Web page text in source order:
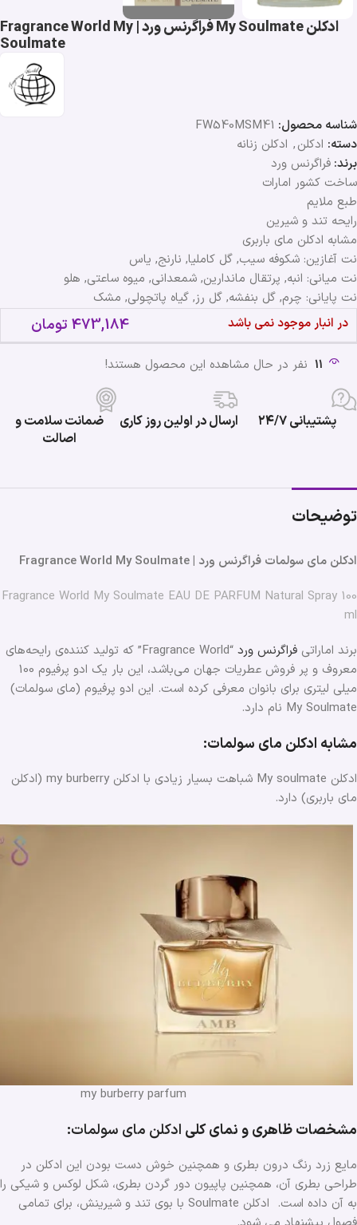
ادکلن My Soulmate فراگرنس ورد | Fragrance World My
Soulmate
شناسه محصول: FW540MSM41
دسته: ادکلن, ادکلن زنانه
برند: فراگرنس ورد
ساخت کشور امارات
طبع ملایم
رایحه تند و شیرین
مشابه ادکلن مای باربری
نت آغازین: شکوفه سیب, گل کاملیا, نارنج, یاس
نت میانی: انبه, پرتقال ماندارین, شمعدانی, میوه‌ ساعتی, هلو
نت پایانی: چرم, گل بنفشه, گل رز, گیاه پاتچولی, مشک
در انبار موجود نمی باشد
473,184 تومان
11 نفر در حال مشاهده این محصول هستند!
پشتیبانی ۲۴/۷ ارسال در اولین روز کاری
ضمانت سلامت و
اصالت
توضیحات
ادکلن مای سولمات فراگرنس ورد | Fragrance World My Soulmate
Fragrance World My Soulmate EAU DE PARFUM Natural Spray 100
ml
برند اماراتی فراگرنس ورد
“Fragrance World” که تولید کننده‌ی رایحه‌های
معروف و پر فروش عطریات جهان می‌باشد، این بار یک ادو پرفیوم 100
میلی لیتری برای بانوان معرفی کرده است. این ادو پرفیوم (مای سولمات)
My Soulmate نام دارد.
مشابه ادکلن مای سولمات:
ادکلن My soulmate شباهت بسیار زیادی با ادکلن my burberry (ادکلن
مای باربری) دارد.
my burberry parfum
مشخصات ظاهری و نمای کلی ادکلن مای سولمات:
مایع زرد رنگ درون بطری و همچنین خوش دست بودن این ادکلن در
طراحی بطری آن، همچنین پاپیون دور گردن بطری، شکل لوکس و شیکی را
به آن داده است. ادکلن Soulmate با بوی تند و شیرینش، برای تمامی